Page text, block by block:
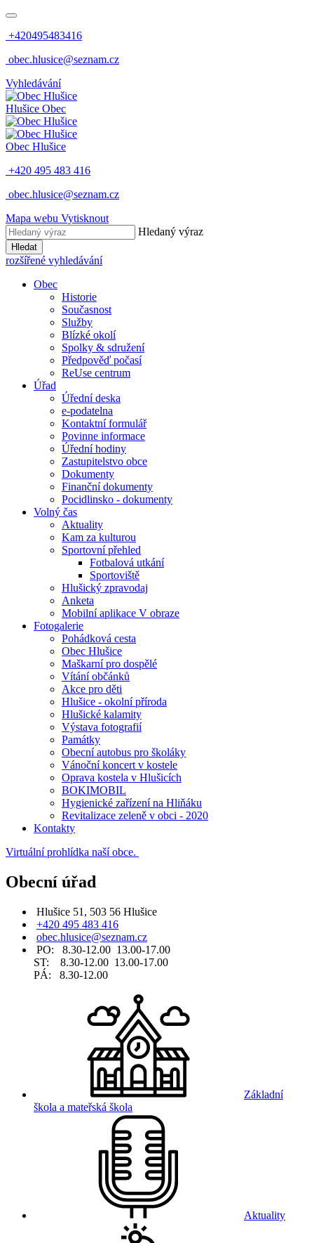
+420495483416
obec.hlusice@seznam.cz
Vyhledávání
Hlušice Obec
Obec Hlušice
+420 495 483 416
obec.hlusice@seznam.cz
Mapa webu Vytisknout
Hledaný výraz
Hledat
rozšířené vyhledávání
Obec
Historie
Současnost
Služby
Blízké okolí
Spolky & sdružení
Předpověď počasí
ReUse centrum
Úřad
Úřední deska
e-podatelna
Kontaktní formulář
Povinne informace
Úřední hodiny
Zastupitelstvo obce
Dokumenty
Finanční dokumenty
Pocidlinsko - dokumenty
Volný čas
Aktuality
Kam za kulturou
Sportovní přehled
Fotbalová utkání
Sportoviště
Hlušický zpravodaj
Anketa
Mobilní aplikace V obraze
Fotogalerie
Pohádková cesta
Obec Hlušice
Maškarní pro dospělé
Vítání občánků
Akce pro děti
Hlušice - okolní příroda
Hlušické kalamity
Výstava fotografií
Památky
Obecní autobus pro školáky
Vánoční koncert v kostele
Oprava kostela v Hlušicích
BOKIMOBIL
Hygienické zařízení na Hliňáku
Revitalizace zeleně v obci - 2020
Kontakty
Virtuální prohlídka naší obce.
Obecní úřad
Hlušice 51, 503 56 Hlušice
+420 495 483 416
obec.hlusice@seznam.cz
PO: 8.30-12.00 13.00-17.00
ST: 8.30-12.00 13.00-17.00
PÁ: 8.30-12.00
Základní
škola a mateřská škola
Aktuality